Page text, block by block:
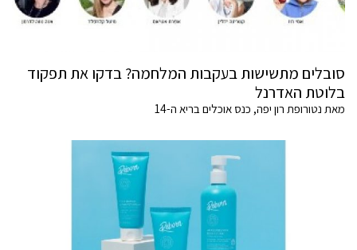
סובלים מתשישות בעקבות המלחמה? בדקו את תפקוד
בלוטת האדרנל
מאת נטורופת רון יפה, כנס אוכלים בריא ה-14